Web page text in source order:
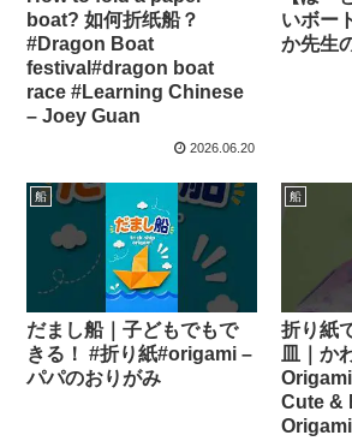
boat? 如何折纸船？
#Dragon Boat
festival#dragon boat
race #Learning Chinese
– Joey Guan
2026.06.20
いボー
か先生
船
だまし船｜子どもでもで
きる！ #折り紙#origami –
パパのおりがみ
船
折り紙
皿｜か
Cute &